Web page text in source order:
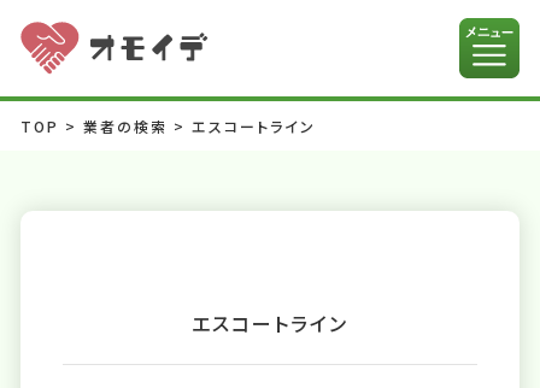
TOP > 業者の検索 > エスコートライン
エスコートライン